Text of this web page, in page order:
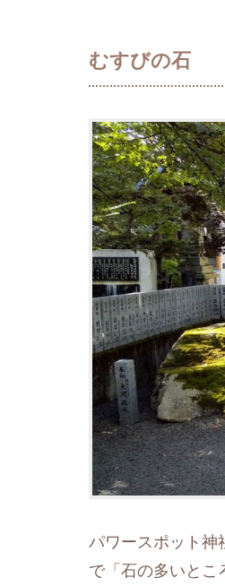
むすびの石
パワースポット神
で「石の多いとこ